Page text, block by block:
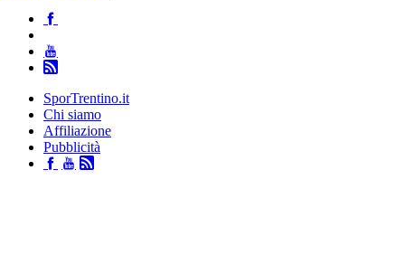
SporTrentino.it
Chi siamo
Affiliazione
Pubblicità